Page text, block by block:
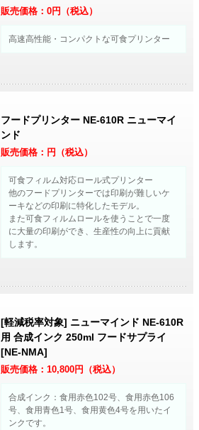
販売価格：0円（税込）
高速高性能・コンパクトな可食プリンター
フードプリンター NE-610R ニューマイ
ンド
販売価格： 円（税込）
可食フィルム対応ロール式プリンター
他のフードプリンターでは印刷が難しいケ
ーキなどの印刷に特化したモデル。
また可食フィルムロールを使うことで一度
に大量の印刷ができ、生産性の向上に貢献
します。
[軽減税率対象] ニューマインド NE-610R
用 合成インク 250ml フードサプライ
[NE-NMA]
販売価格：10,800円（税込）
合成インク：食用赤色102号、食用赤色106
号、食用青色1号、食用黄色4号を用いたイ
ンクです。